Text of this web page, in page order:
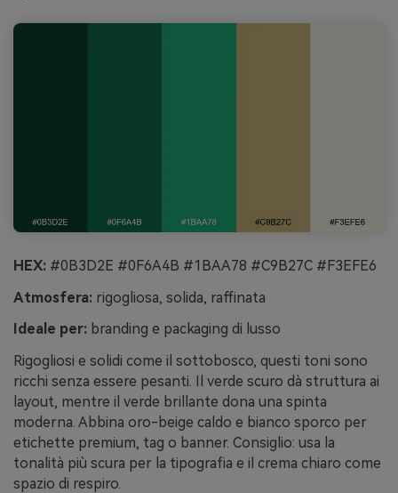
HEX: #0B3D2E #0F6A4B #1BAA78 #C9B27C #F3EFE6
Atmosfera: rigogliosa, solida, raffinata
Ideale per: branding e packaging di lusso
Rigogliosi e solidi come il sottobosco, questi toni sono
ricchi senza essere pesanti. Il verde scuro dà struttura ai
layout, mentre il verde brillante dona una spinta
moderna. Abbina oro-beige caldo e bianco sporco per
etichette premium, tag o banner. Consiglio: usa la
tonalità più scura per la tipografia e il crema chiaro come
spazio di respiro.